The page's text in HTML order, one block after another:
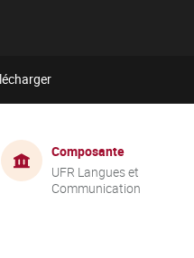
Composante
UFR Langues et
Communication